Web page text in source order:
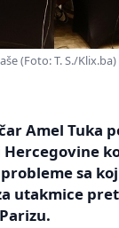
(Foto: T. S./Klix.ba)
Amel Tuka
Hercegovine
sa
utakmice